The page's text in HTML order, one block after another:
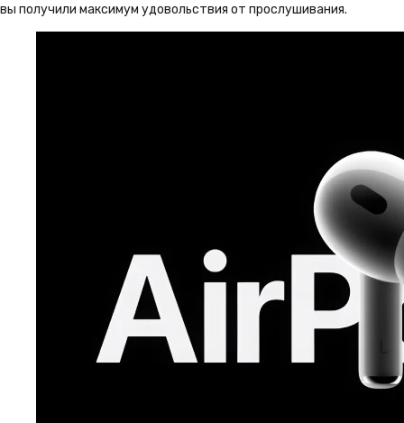
вы получили максимум удовольствия от прослушивания.